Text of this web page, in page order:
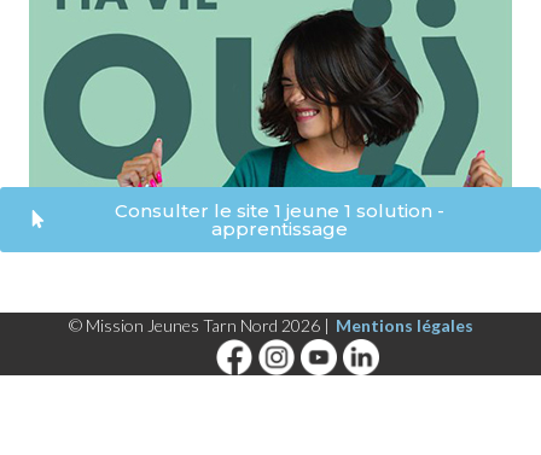
Consulter le site 1 jeune 1 solution -
apprentissage
© Mission Jeunes Tarn Nord 2026 | Mentions légales